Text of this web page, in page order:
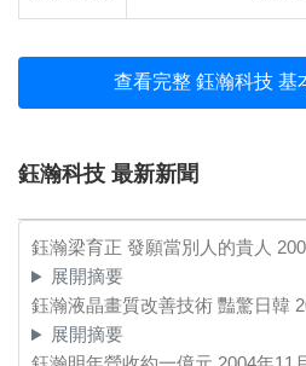
查看完整 鈺瀚科技 基
鈺瀚科技 最新新聞
鈺瀚梁育正 發願當別人的貴人
展開摘要
鈺瀚液晶畫質改善技術 豔驚日韓
展開摘要